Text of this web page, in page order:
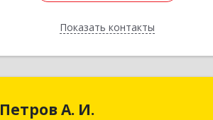
Показать контакты
Назад
Петров А. И.